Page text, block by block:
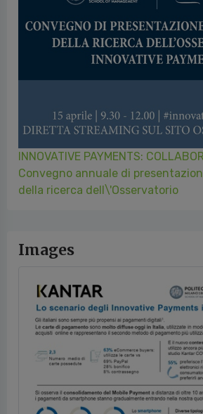
INNOVATIVE PAYMENTS:
Convegno annuale di
della ricerca dell\'Osservatorio
Images